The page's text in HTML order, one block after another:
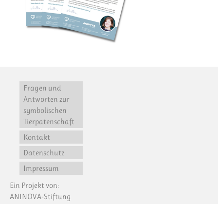
Fragen und
Antworten zur
symbolischen
Tierpatenschaft
Kontakt
Datenschutz
Impressum
Ein Projekt von:
ANINOVA-Stiftung